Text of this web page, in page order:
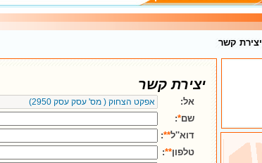
יצירת קשר
יצירת קשר
אל:
שם*
:
דוא''ל**
:
טלפון**
: